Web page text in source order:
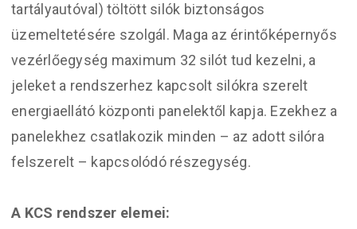
tartályautóval) töltött silók biztonságos
üzemeltetésére szolgál. Maga az érintőképernyős
vezérlőegység maximum 32 silót tud kezelni, a
jeleket a rendszerhez kapcsolt silókra szerelt
energiaellátó központi panelektől kapja. Ezekhez a
panelekhez csatlakozik minden – az adott silóra
felszerelt – kapcsolódó részegység.
A KCS rendszer elemei: